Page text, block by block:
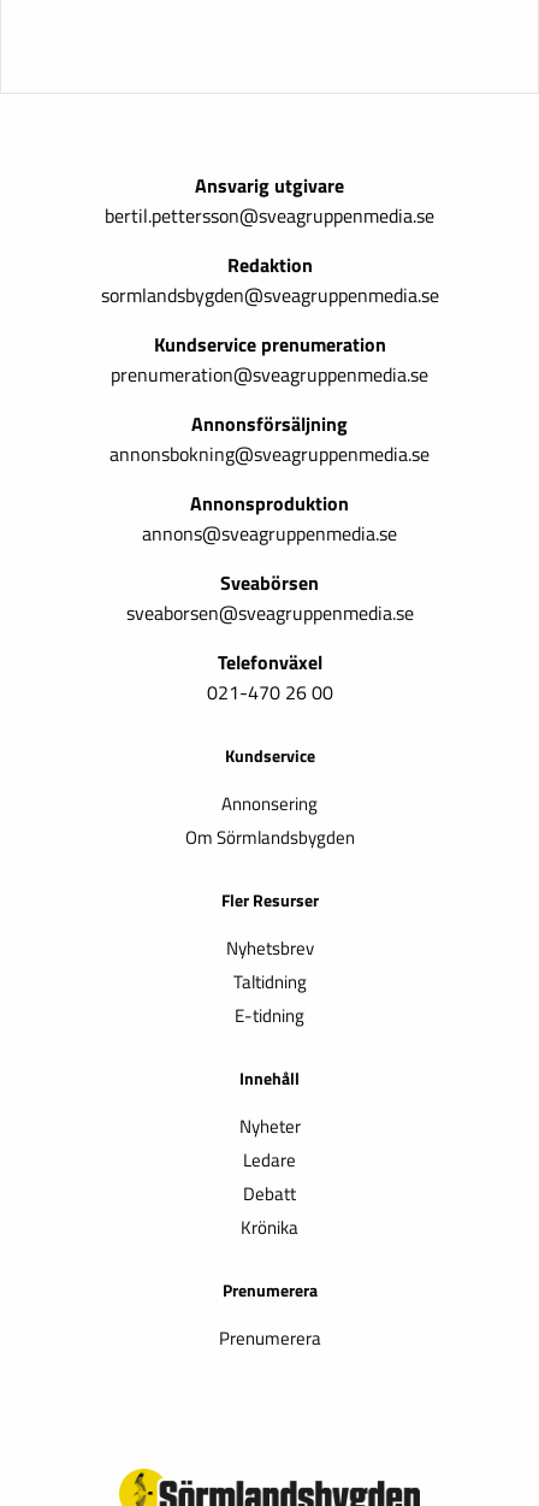
Ansvarig utgivare
bertil.pettersson@sveagruppenmedia.se
Redaktion
sormlandsbygden@sveagruppenmedia.se
Kundservice prenumeration
prenumeration@sveagruppenmedia.se
Annonsförsäljning
annonsbokning@sveagruppenmedia.se
Annonsproduktion
annons@sveagruppenmedia.se
Sveabörsen
sveaborsen@sveagruppenmedia.se
Telefonväxel
021-470 26 00
Kundservice
Annonsering
Om Sörmlandsbygden
Fler Resurser
Nyhetsbrev
Taltidning
E-tidning
Innehåll
Nyheter
Ledare
Debatt
Krönika
Prenumerera
Prenumerera